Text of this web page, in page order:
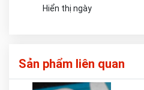
Hiển thị ngày
Sản phẩm liên quan